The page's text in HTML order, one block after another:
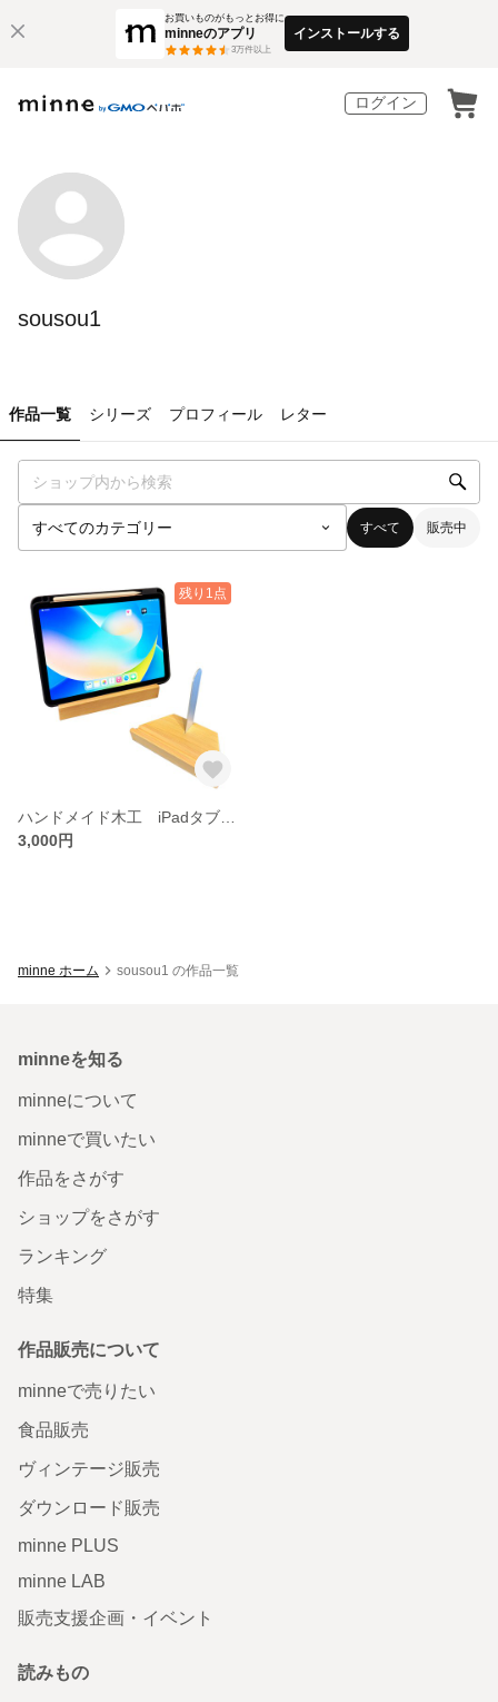
お買いものがもっとお得に
minneのアプリ
3万件以上
インストールする
ログイン
sousou1
作品一覧 シリーズ プロフィール レター
すべて 販売中
残り1点
3,000円
minne ホーム sousou1 の作品一覧
minneを知る
minneについて
minneで買いたい
作品をさがす
ショップをさがす
ランキング
特集
作品販売について
minneで売りたい
食品販売
ヴィンテージ販売
ダウンロード販売
minne PLUS
minne LAB
販売支援企画・イベント
読みもの